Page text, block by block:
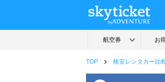
TOP 格安レンタカー比